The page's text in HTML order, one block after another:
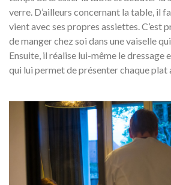
verre. D’ailleurs concernant la table, il
vient avec ses propres assiettes. C’est
de manger chez soi dans une vaiselle qui
Ensuite, il réalise lui-même le dressage
qui lui permet de présenter chaque plat